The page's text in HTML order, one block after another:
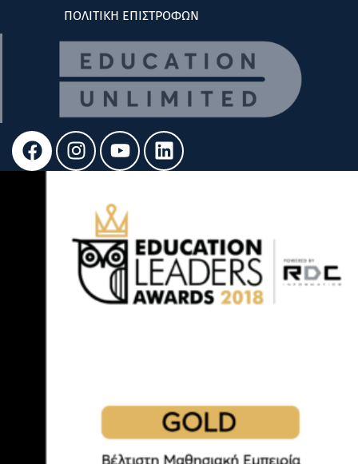
ΠΟΛΙΤΙΚΗ ΕΠΙΣΤΡΟΦΩΝ